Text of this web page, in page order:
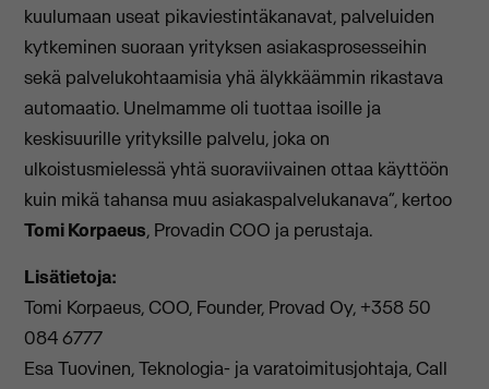
kuulumaan useat pikaviestintäkanavat, palveluiden
kytkeminen suoraan yrityksen asiakasprosesseihin
sekä palvelukohtaamisia yhä älykkäämmin rikastava
automaatio. Unelmamme oli tuottaa isoille ja
keskisuurille yrityksille palvelu, joka on
ulkoistusmielessä yhtä suoraviivainen ottaa käyttöön
kuin mikä tahansa muu asiakaspalvelukanava”, kertoo
Tomi Korpaeus, Provadin COO ja perustaja.
Lisätietoja:
Tomi Korpaeus, COO, Founder, Provad Oy, +358 50
084 6777
Esa Tuovinen, Teknologia- ja varatoimitusjohtaja, Call